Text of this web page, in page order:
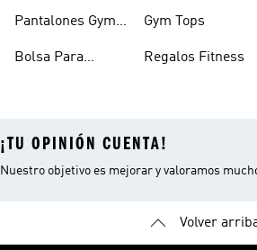
Pantalones Gym
Bolsa Para
Gym Tops
Regalos Fitness
¡TU OPINIÓN CUENTA!
Nuestro objetivo es mejorar y valoramos
Volver